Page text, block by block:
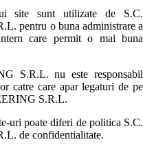
site sunt utilizate de S.C.
pentru o buna administrare a
care permit o mai buna
S.R.L. nu este responsabil
catre care apar legaturi de pe
S.R.L.
uri poate diferi de politica S.C.
de confidentialitate.